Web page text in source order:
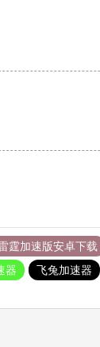
霆加速版安卓下载
器 飞兔加速器